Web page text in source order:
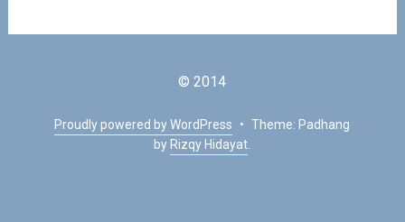
© 2014
Proudly powered by WordPress • Theme: Padhang
by Rizqy Hidayat.